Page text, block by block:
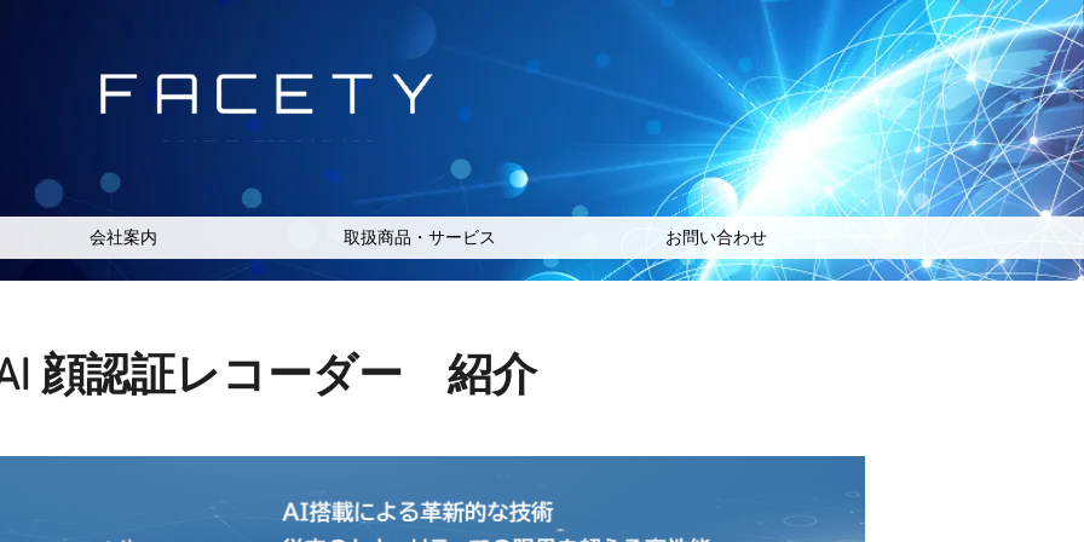
会社案内 取扱商品・サービス お問い合わせ
顔認証レコーダー 紹介